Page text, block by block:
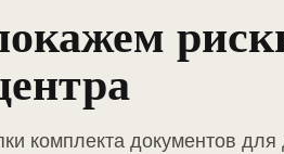
комплекта документов для